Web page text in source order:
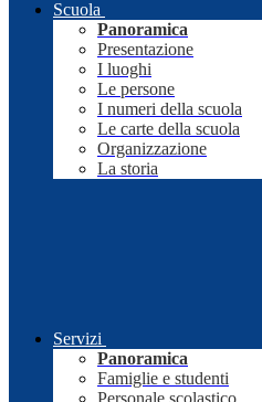
Scuola
Panoramica
Presentazione
I luoghi
Le persone
I numeri della scuola
Le carte della scuola
Organizzazione
La storia
Servizi
Panoramica
Famiglie e studenti